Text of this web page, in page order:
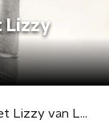
Lizzy
Lezen In Het Donker met Lizzy van Leeuwen